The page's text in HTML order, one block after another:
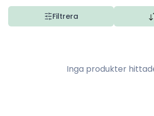
Filtrera
Inga produkter